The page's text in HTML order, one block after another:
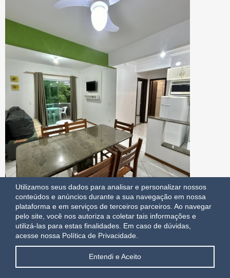
Utilizamos seus dados para analisar e personalizar nossos
conteúdos e anúncios durante a sua navegação em nossa
plataforma e em serviços de terceiros parceiros. Ao navegar
pelo site, você nos autoriza a coletar tais informações e
utilizá-las para estas finalidades. Em caso de dúvidas,
acesse nossa Política de Privacidade.
Entendi e Aceito
Apartamento 2 dormitorios Duplex
Consulte
1